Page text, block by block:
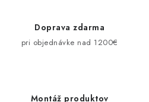
Doprava zdarma
pri objednávke nad 1200€
Montáž produktov